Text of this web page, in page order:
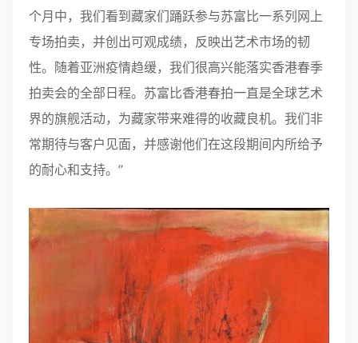
个月中，我们看到藏家们踊跃参与苏富比一系列网上
专场拍卖，并创出可观成绩，反映出艺术市场的韧
性。随着亚洲疫情趋缓，我们很高兴能落实香港春季
拍卖会的全部日程。苏富比香港春拍一直是全球艺术
界的旗舰活动，为藏家带来难得的收藏良机。我们非
常期待与客户见面，并感谢他们在这段期间内所给予
的耐心和支持。”